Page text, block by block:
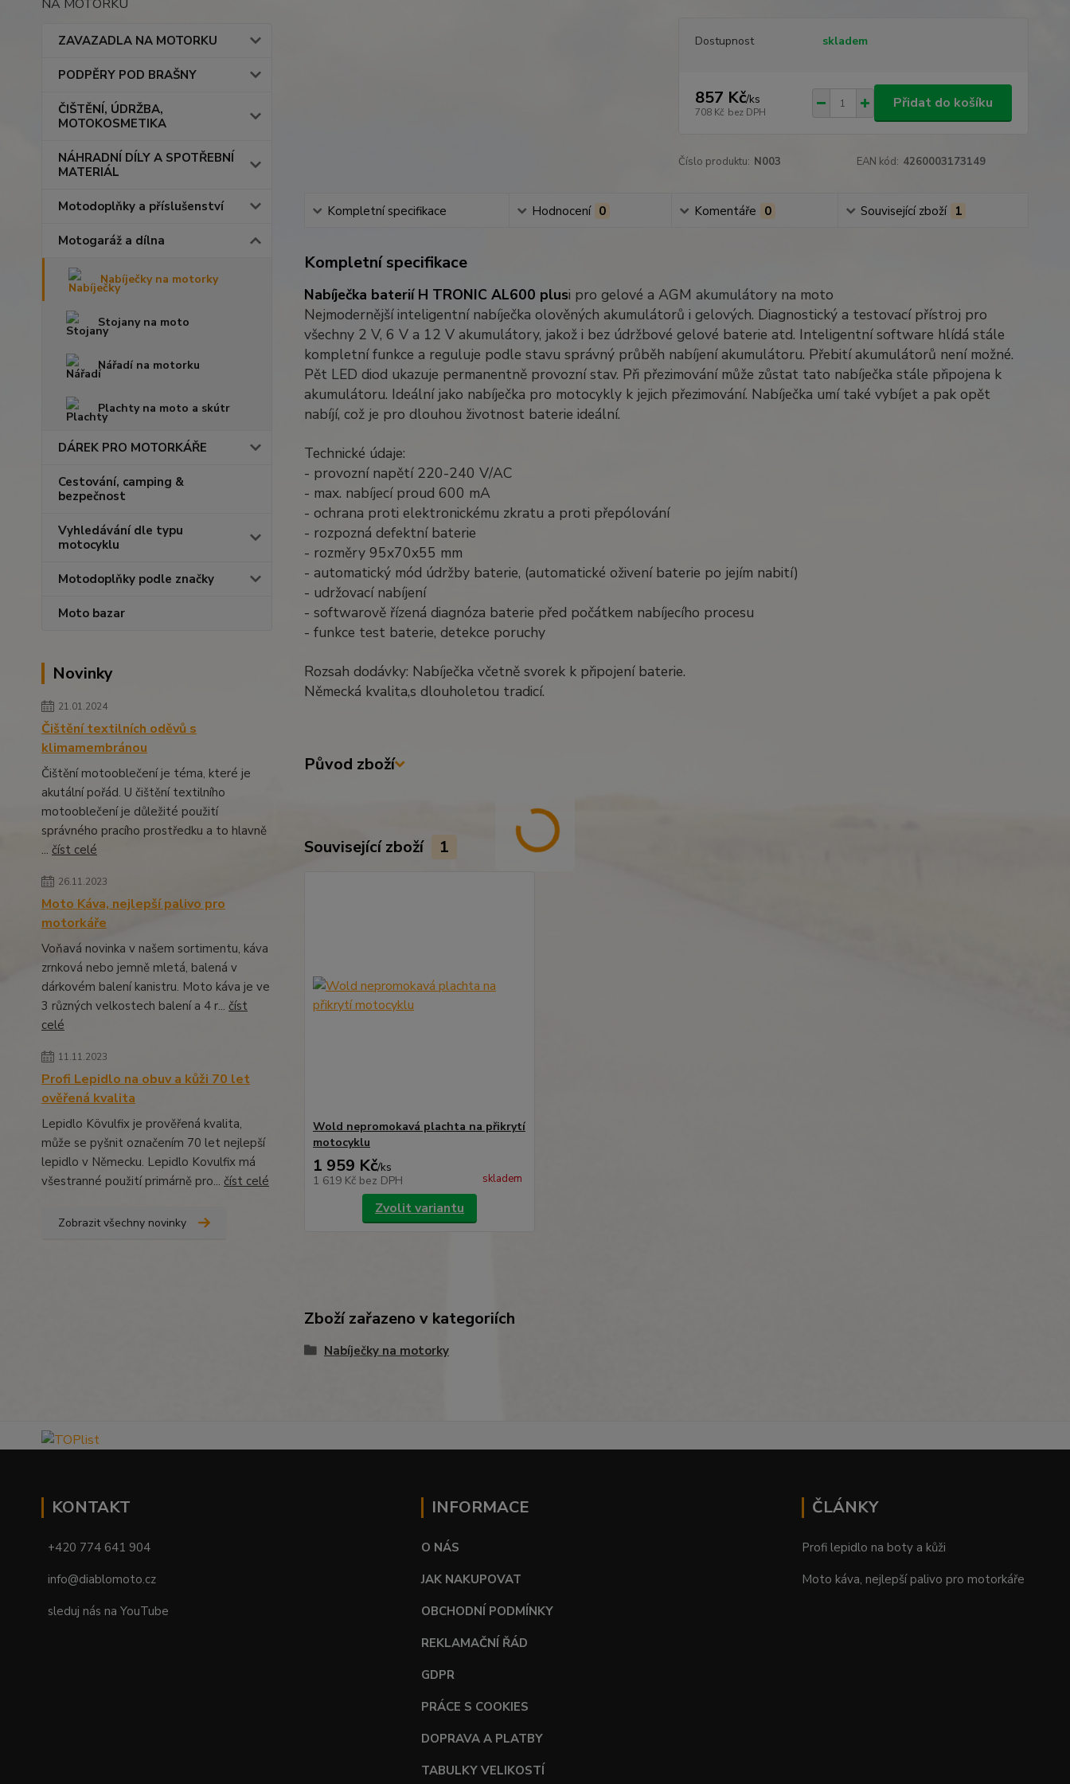
NA MOTORKU
ZAVAZADLA NA MOTORKU
PODPĚRY POD BRAŠNY
ČIŠTĚNÍ, ÚDRŽBA,
MOTOKOSMETIKA
NÁHRADNÍ DÍLY A SPOTŘEBNÍ
MATERIÁL
Motodoplňky a příslušenství
Motogaráž a dílna
Nabíječky na motorky
Stojany na moto
Nářadí na motorku
Plachty na moto a skútr
DÁREK PRO MOTORKÁŘE
Cestování, camping &
bezpečnost
Vyhledávání dle typu
motocyklu
Motodoplňky podle značky
Moto bazar
Novinky
21.01.2024
Čištění textilních oděvů s
klimamembránou
Čištění motooblečení je téma, které je
akutální pořád. U čištění textilního
motooblečení je důležité použití
správného pracího prostředku a to hlavně
... číst celé
26.11.2023
Moto Káva, nejlepší palivo pro
motorkáře
Voňavá novinka v našem sortimentu, káva
zrnková nebo jemně mletá, balená v
dárkovém balení kanistru. Moto káva je ve
3 různých velkostech balení a 4 r... číst
celé
11.11.2023
Profi Lepidlo na obuv a kůži 70 let
ověřená kvalita
Lepidlo Kövulfix je prověřená kvalita,
může se pyšnit označením 70 let nejlepší
lepidlo v Německu. Lepidlo Kovulfix má
všestranné použití primárně pro... číst celé
Zobrazit všechny novinky
Dostupnost skladem
857 Kč/ks
708 Kč bez DPH
Přidat do košíku
Číslo produktu: N003 EAN kód: 4260003173149
Kompletní specifikace Hodnocení 0 Komentáře 0 Související zboží 1
Kompletní specifikace
Nabíječka baterií H TRONIC AL600 plusi pro gelové a AGM akumulátory na moto
Nejmodernější inteligentní nabíječka olověných akumulátorů i gelových. Diagnostický a testovací přístroj pro
všechny 2 V, 6 V a 12 V akumulátory, jakož i bez údržbové gelové baterie atd. Inteligentní software hlídá stále
kompletní funkce a reguluje podle stavu správný průběh nabíjení akumulátoru. Přebití akumulátorů není možné.
Pět LED diod ukazuje permanentně provozní stav. Při přezimování může zůstat tato nabíječka stále připojena k
akumulátoru. Ideální jako nabíječka pro motocykly k jejich přezimování. Nabíječka umí také vybíjet a pak opět
nabíjí, což je pro dlouhou životnost baterie ideální.
Technické údaje:
- provozní napětí 220-240 V/AC
- max. nabíjecí proud 600 mA
- ochrana proti elektronickému zkratu a proti přepólování
- rozpozná defektní baterie
- rozměry 95x70x55 mm
- automatický mód údržby baterie, (automatické oživení baterie po jejím nabití)
- udržovací nabíjení
- softwarově řízená diagnóza baterie před počátkem nabíjecího procesu
- funkce test baterie, detekce poruchy
Rozsah dodávky: Nabíječka včetně svorek k připojení baterie.
Německá kvalita,s dlouholetou tradicí.
Původ zboží
Související zboží 1
Wold nepromokavá plachta na přikrytí
motocyklu
1 959 Kč/ks
1 619 Kč bez DPH skladem
Zvolit variantu
Zboží zařazeno v kategoriích
Nabíječky na motorky
KONTAKT
+420 774 641 904
info@diablomoto.cz
sleduj nás na YouTube
INFORMACE
O NÁS
JAK NAKUPOVAT
OBCHODNÍ PODMÍNKY
REKLAMAČNÍ ŘÁD
GDPR
PRÁCE S COOKIES
DOPRAVA A PLATBY
TABULKY VELIKOSTÍ
ČLÁNKY
Profi lepidlo na boty a kůži
Moto káva, nejlepší palivo pro motorkáře